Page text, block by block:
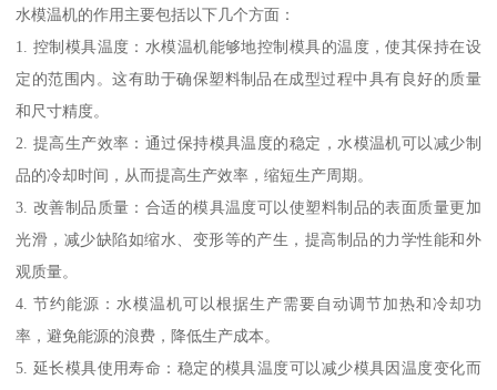
水模温机的作用主要包括以下几个方面：
1. 控制模具温度：水模温机能够地控制模具的温度，使其保持在设
定的范围内。这有助于确保塑料制品在成型过程中具有良好的质量
和尺寸精度。
2. 提高生产效率：通过保持模具温度的稳定，水模温机可以减少制
品的冷却时间，从而提高生产效率，缩短生产周期。
3. 改善制品质量：合适的模具温度可以使塑料制品的表面质量更加
光滑，减少缺陷如缩水、变形等的产生，提高制品的力学性能和外
观质量。
4. 节约能源：水模温机可以根据生产需要自动调节加热和冷却功
率，避免能源的浪费，降低生产成本。
5. 延长模具使用寿命：稳定的模具温度可以减少模具因温度变化而